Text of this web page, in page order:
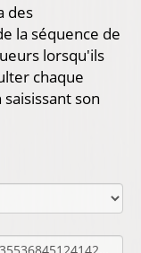
des
la séquence de
lorsqu'ils
chaque
son